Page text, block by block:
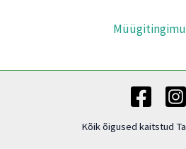
Kõik õigused kaitstud